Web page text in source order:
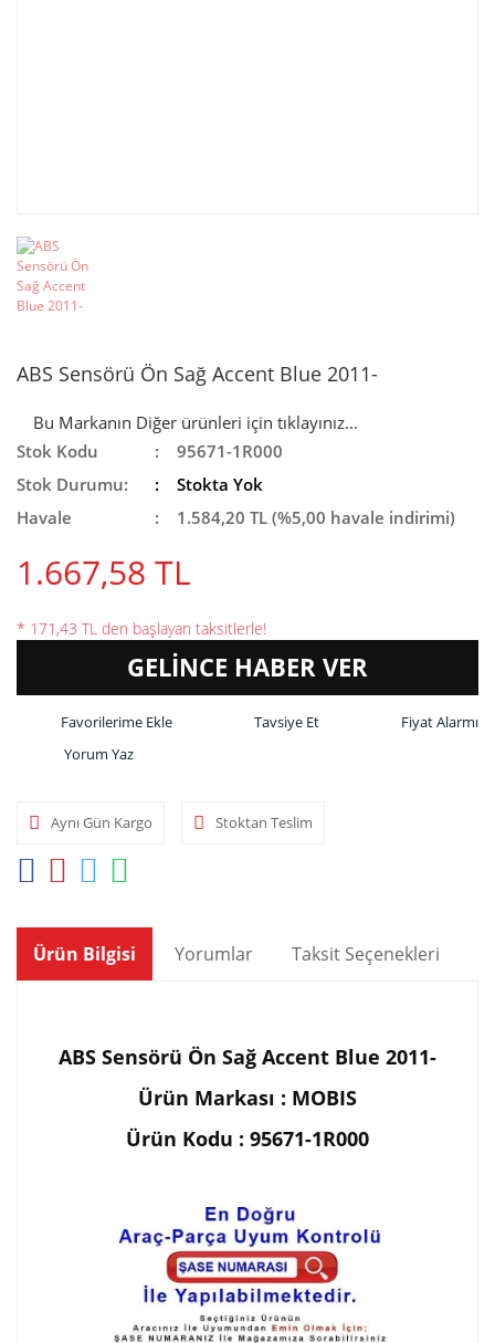
ABS Sensörü Ön Sağ Accent Blue 2011-
Bu Markanın Diğer ürünleri için tıklayınız...
Stok Kodu
95671-1R000
Stok Durumu:
Stokta Yok
Havale
1.584,20 TL (%5,00 havale indirimi)
1.667,58 TL
* 171,43 TL den başlayan taksitlerle!
GELİNCE HABER VER
Tavsiye Et
Fiyat Alarmı
Yorum Yaz
Aynı Gün Kargo Stoktan Teslim
Ürün Bilgisi Yorumlar Taksit Seçenekleri
ABS Sensörü Ön Sağ Accent Blue 2011-
Ürün Markası : MOBIS
Ürün Kodu : 95671-1R000